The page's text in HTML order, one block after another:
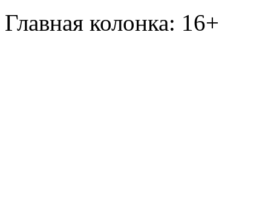
Главная колонка: 16+